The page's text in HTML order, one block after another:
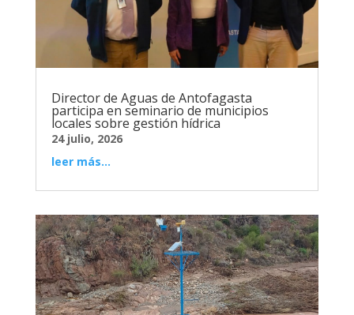
Director de Aguas de Antofagasta
participa en seminario de municipios
locales sobre gestión hídrica
24 julio, 2026
leer más...